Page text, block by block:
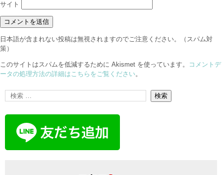
サイト
日本語が含まれない投稿は無視されますのでご注意ください。（スパム対
策）
このサイトはスパムを低減するために Akismet を使っています。
コメントデ
ータの処理方法の詳細はこちらをご覧ください。